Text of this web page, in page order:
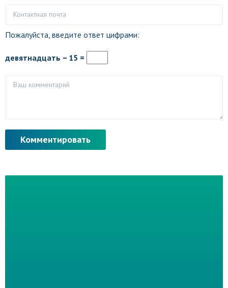
Пожалуйста, введите ответ цифрами:
девятнадцать − 15 =